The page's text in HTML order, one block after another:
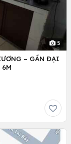
5
– GẦN ĐẠI
6M